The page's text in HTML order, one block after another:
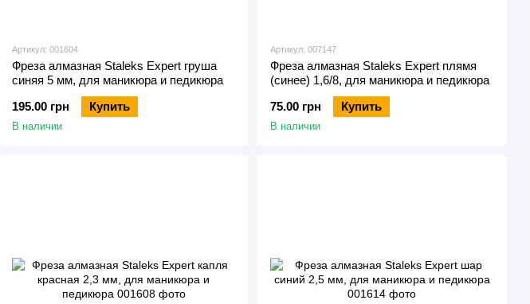
Артикул: 001604
Фреза алмазная Staleks Expert груша
синяя 5 мм, для маникюра и педикюра
195.00 грн
Купить
В наличии
Артикул: 007147
Фреза алмазная Staleks Expert плямя
(синее) 1,6/8, для маникюра и педикюра
75.00 грн
Купить
В наличии